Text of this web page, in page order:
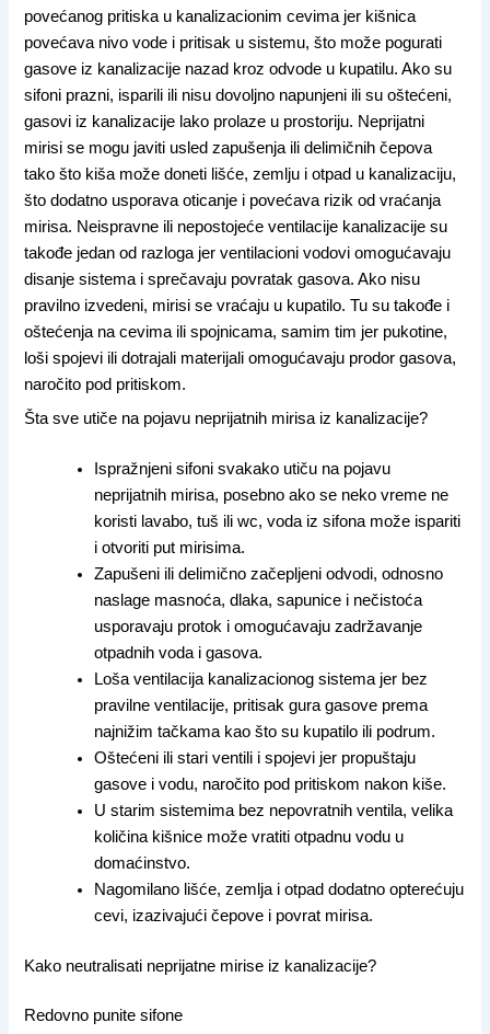
povećanog pritiska u kanalizacionim cevima jer kišnica
povećava nivo vode i pritisak u sistemu, što može pogurati
gasove iz kanalizacije nazad kroz odvode u kupatilu. Ako su
sifoni prazni, isparili ili nisu dovoljno napunjeni ili su oštećeni,
gasovi iz kanalizacije lako prolaze u prostoriju. Neprijatni
mirisi se mogu javiti usled zapušenja ili delimičnih čepova
tako što kiša može doneti lišće, zemlju i otpad u kanalizaciju,
što dodatno usporava oticanje i povećava rizik od vraćanja
mirisa. Neispravne ili nepostojeće ventilacije kanalizacije su
takođe jedan od razloga jer ventilacioni vodovi omogućavaju
disanje sistema i sprečavaju povratak gasova. Ako nisu
pravilno izvedeni, mirisi se vraćaju u kupatilo. Tu su takođe i
oštećenja na cevima ili spojnicama, samim tim jer pukotine,
loši spojevi ili dotrajali materijali omogućavaju prodor gasova,
naročito pod pritiskom.
Šta sve utiče na pojavu neprijatnih mirisa iz kanalizacije?
Ispražnjeni sifoni svakako utiču na pojavu
neprijatnih mirisa, posebno ako se neko vreme ne
koristi lavabo, tuš ili wc, voda iz sifona može ispariti
i otvoriti put mirisima.
Zapušeni ili delimično začepljeni odvodi, odnosno
naslage masnoća, dlaka, sapunice i nečistoća
usporavaju protok i omogućavaju zadržavanje
otpadnih voda i gasova.
Loša ventilacija kanalizacionog sistema jer bez
pravilne ventilacije, pritisak gura gasove prema
najnižim tačkama kao što su kupatilo ili podrum.
Oštećeni ili stari ventili i spojevi jer propuštaju
gasove i vodu, naročito pod pritiskom nakon kiše.
U starim sistemima bez nepovratnih ventila, velika
količina kišnice može vratiti otpadnu vodu u
domaćinstvo.
Nagomilano lišće, zemlja i otpad dodatno opterećuju
cevi, izazivajući čepove i povrat mirisa.
Kako neutralisati neprijatne mirise iz kanalizacije?
Redovno punite sifone